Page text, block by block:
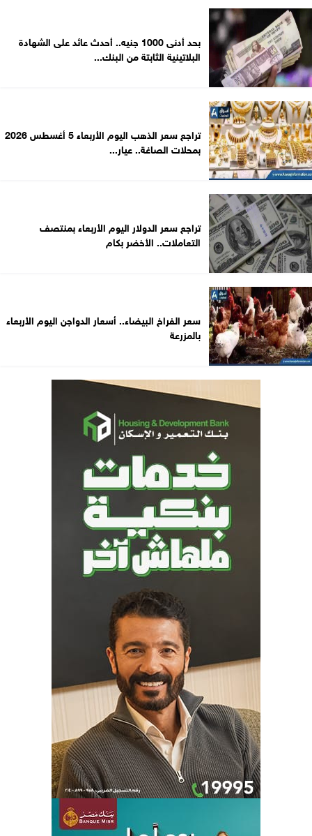
بحد أدنى 1000 جنيه.. أحدث عائد على الشهادة
البلاتينية الثابتة من البنك...
تراجع سعر الذهب اليوم الأربعاء 5 أغسطس 2026
بمحلات الصاغة.. عيار...
تراجع سعر الدولار اليوم الأربعاء بمنتصف
التعاملات.. الأخضر بكام
سعر الفراخ البيضاء.. أسعار الدواجن اليوم الأربعاء
بالمزرعة